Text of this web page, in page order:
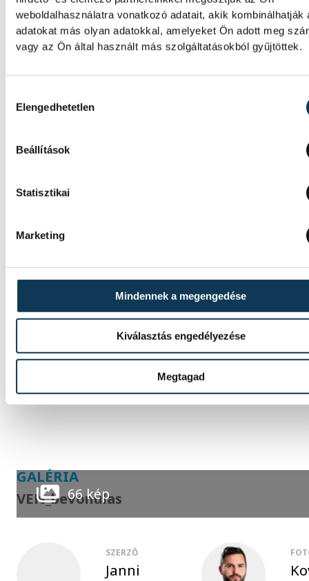
weboldalhasználatra vonatkozó adatait, akik kombinálhatják
adatokat más olyan adatokkal, amelyeket Ön adott meg
vagy az Ön által használt más szolgáltatásokból gyűjtöttek.
Elengedhetetlen
Beállítások
Statisztikai
Marketing
Mindennek a megengedése
Kiválasztás engedélyezése
Megtagad
volt szüksége az egyetemi napoknak, hiszen
összes hallgatóját. A polgármester közben
engedélyezne.
Ennek ellenére éljen a VEN!!!
Ittnézheted meg a VEN programját.
GALÉRIA
VEN_bevonulas
66 kép
SZERZŐ
Janni